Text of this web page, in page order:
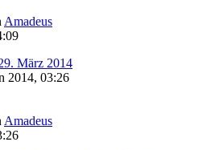
Amadeus
März 2014
2014, 03:26
Amadeus